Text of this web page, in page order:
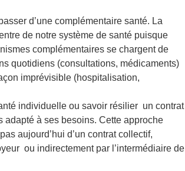
d’une complémentaire santé. La
de notre système de santé puisque
complémentaires se chargent de
quotidiens (consultations, médicaments)
imprévisible (hospitalisation,
individuelle ou savoir résilier un contrat
adapté à ses besoins. Cette approche
aujourd’hui d’un contrat collectif,
ou indirectement par l’intermédiaire de